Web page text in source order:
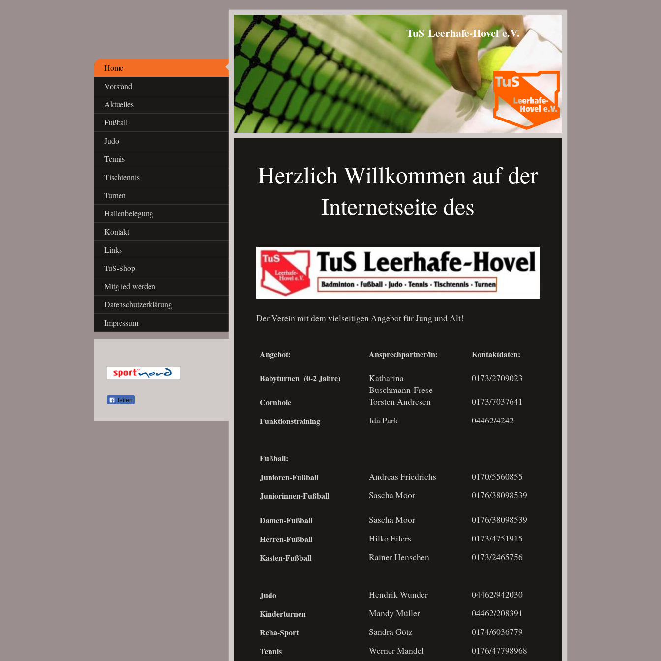
TuS Leerhafe-Hovel e.V.
Herzlich Willkommen auf der
Internetseite des
Der Verein mit dem vielseitigen Angebot für Jung und Alt!
Angebot: Ansprechpartner/in: Kontaktdaten:
Babyturnen (0-2 Jahre)
Katharina
Buschmann-Frese
0173/2709023
Cornhole Torsten Andresen 0173/7037641
Funktionstraining Ida Park 04462/4242
Fußball:
Junioren-Fußball
Andreas Friedrichs 0170/5560855
Juniorinnen-Fußball Sascha Moor 0176/38098539
Damen-Fußball Sascha Moor 0176/38098539
Herren-Fußball Hilko Eilers 0173/4751915
Kasten-Fußball Rainer Henschen 0173/2465756
Judo Hendrik Wunder 04462/942030
Kinderturnen Mandy Müller 04462/208391
Reha-Sport Sandra Götz 0174/6036779
Tennis Werner Mandel 0176/47798968
Home
Vorstand
Aktuelles
Fußball
Judo
Tennis
Tischtennis
Turnen
Hallenbelegung
Kontakt
Links
TuS-Shop
Mitglied werden
Datenschutzerklärung
Impressum
Teilen